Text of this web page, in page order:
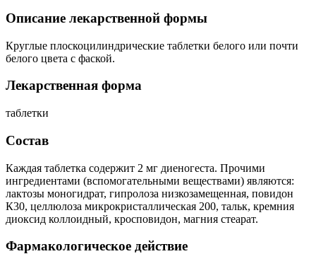
Описание лекарственной формы
Круглые плоскоцилиндрические таблетки белого или почти
белого цвета с фаской.
Лекарственная форма
таблетки
Состав
Каждая таблетка содержит 2 мг диеногеста. Прочими
ингредиентами (вспомогательными веществами) являются:
лактозы моногидрат, гипролоза низкозамещенная, повидон
К30, целлюлоза микрокристаллическая 200, тальк, кремния
диоксид коллоидный, кросповидон, магния стеарат.
Фармакологическое действие